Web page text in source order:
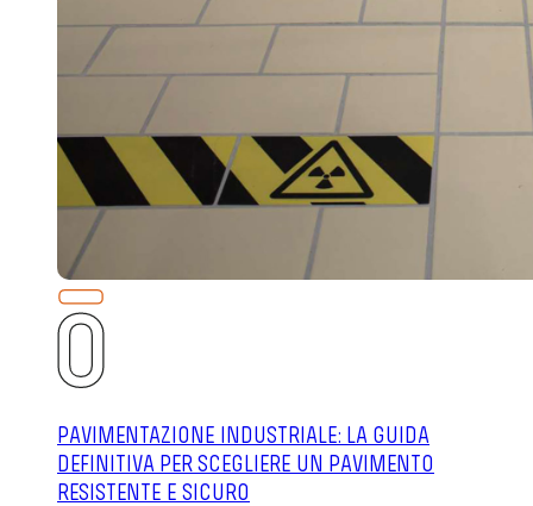
PAVIMENTAZIONE INDUSTRIALE: LA GUIDA
DEFINITIVA PER SCEGLIERE UN PAVIMENTO
RESISTENTE E SICURO